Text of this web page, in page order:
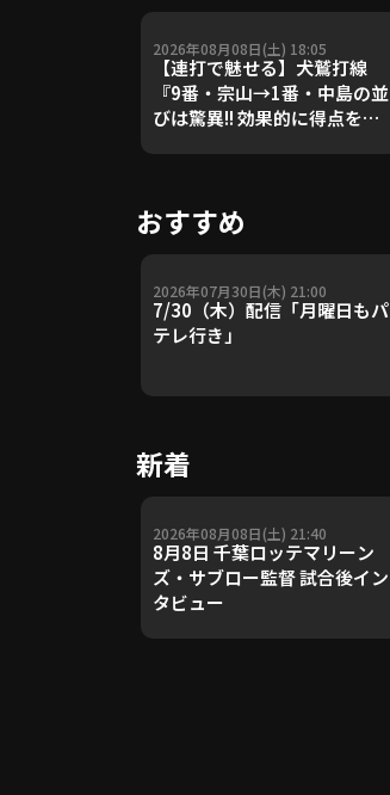
2026年08月08日(土) 18:05
【連打で魅せる】犬鷲打線
『9番・宗山→1番・中島の並
びは驚異!! 効果的に得点を重
おすすめ
2026年07月30日(木) 21:00
7/30（木）配信「月曜日もパ
テレ行き」
新着
2026年08月08日(土) 21:40
8月8日 千葉ロッテマリーン
ズ・サブロー監督 試合後イン
タビュー